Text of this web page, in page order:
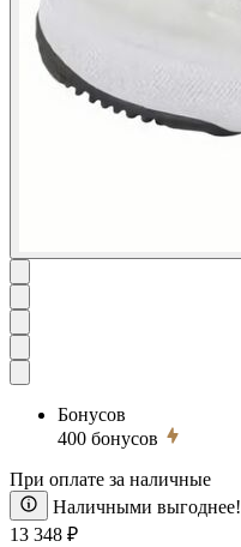
Бонусов
400 бонусов
При оплате за наличные
Наличными выгоднее!
13 348 ₽